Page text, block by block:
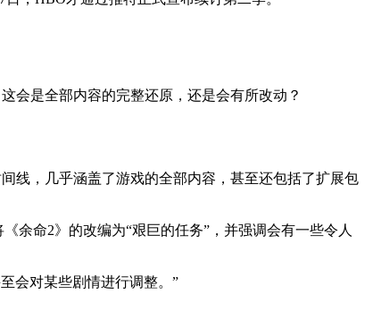
会是全部内容的完整还原，还是会有所改动？
线，几乎涵盖了游戏的全部内容，甚至还包括了扩展包
余命2》的改编为“艰巨的任务”，并强调会有一些令人
会对某些剧情进行调整。”